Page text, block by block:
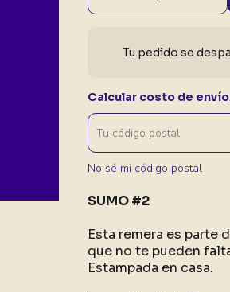
Tu pedido se
Calcular costo de
No sé mi código postal
SUMO #2
Esta remera es parte
que no te pueden
Estampada en casa.